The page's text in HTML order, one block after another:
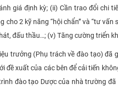
giá định kỳ; (ii) Cần trao đổi chi
2 kỹ năng “hội chẩn” và “tư
đấu thầu…; (v) Tăng cường triển
trưởng (Phụ trách về đào tạo)
xuất của các bên để cải tiến
đào tạo Dược của nhà trường